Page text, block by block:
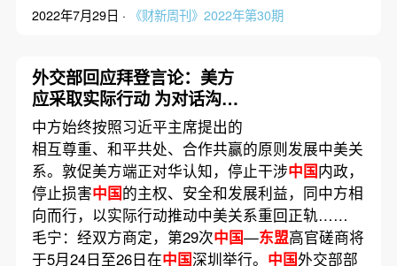
2022年7月29日 · 《财新周刊》2022年第30期
外交部回应拜登言论：美方
应采取实际行动 为对话沟通
扫清障碍
中方始终按照习近平主席提出的
相互尊重、和平共处、合作共赢的原则发展中美关
系。敦促美方端正对华认知，停止干涉中国内政，
停止损害中国的主权、安全和发展利益，同中方相
向而行，以实际行动推动中美关系重回正轨……
毛宁：经双方商定，第29次中国—东盟高官磋商将
于5月24日至26日在中国深圳举行。 中国外交部部